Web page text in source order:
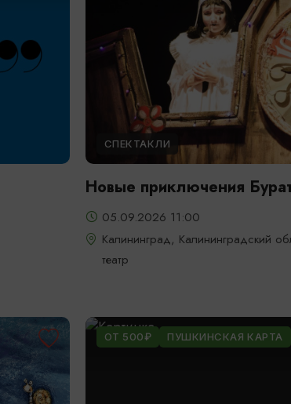
СПЕКТАКЛИ
Новые приключения
05.09.2026 11:00
Калининград, Калининградский
театр
ОТ 500₽ ПУШКИНСКАЯ КАРТА